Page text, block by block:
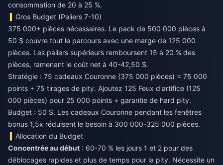
consommation de 20 à 25 %.
Gros Budget (Paliers 7-10)
375 000+ pièces nécessaires. Le pack de 500 000 pièces à
50 $ couvre tout le parcours avec une marge de 125 000
pièces. Les paliers supérieurs remboursent 15 à 20 % des
pièces, ramenant le coût net à 40-42,50 $.
Stratégie : 75 cadeaux Couronne (375 000 pièces) = 75 000
points + 75 tirages de pity. Ajoutez 125 Feux d'artifice (125
000 pièces) pour 25 000 points + garantie de hard pity.
Budget : 50 $. Les cadeaux Couronne pendant les fenêtres
bonus 1,5x réduisent le besoin à 300 000-325 000 pièces.
Allocation du Budget
Concentrée au début : 60-70 % les jours 1 et 2 pour des
déblocages rapides et plus de temps pour la pity. Nécessite un